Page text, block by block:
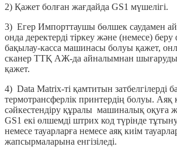
2) Қажет болған жағдайда GS1 мүшелігі.
3) Егер Импорттаушы бөлшек саудамен
онда деректерді тіркеу және (немесе)
бақылау-касса машинасы болуы қажет,
сканер ТТҚ АЖ-да айналымнан шығаруды
қажет.
4) Data Matrix-ті қамтитын затбелгілерді
термотрансферлік принтердің болуы. Аяқ
сәйкестендіру құралы машиналық оқуға
GS1 екі өлшемді штрих код түрінде
немесе тауарларға немесе аяқ киім
жапсырмаларына енгізіледі.